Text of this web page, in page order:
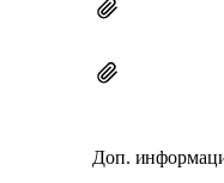
Доп.